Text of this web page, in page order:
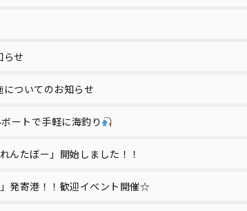
らせ
ついてのお知らせ
ートで手軽に海釣り
んたぼー」開始しました！！
発寄港！！歓迎イベント開催☆